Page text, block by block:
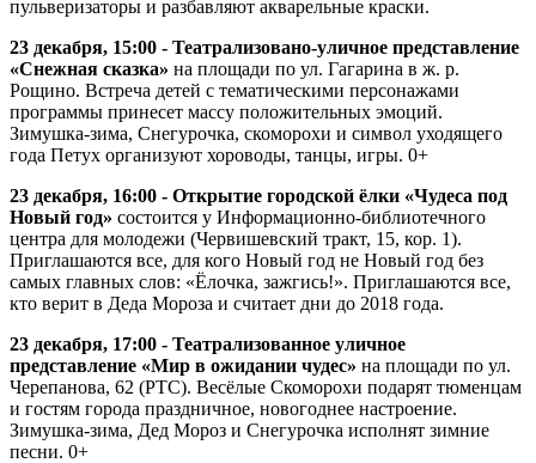
пульверизаторы и разбавляют акварельные краски.
23 декабря, 15:00 - Театрализовано-уличное представление
«Снежная сказка» на площади по ул. Гагарина в ж. р.
Рощино. Встреча детей с тематическими персонажами
программы принесет массу положительных эмоций.
Зимушка-зима, Снегурочка, скоморохи и символ уходящего
года Петух организуют хороводы, танцы, игры. 0+
23 декабря, 16:00 - Открытие городской ёлки «Чудеса под
Новый год» состоится у Информационно-библиотечного
центра для молодежи (Червишевский тракт, 15, кор. 1).
Приглашаются все, для кого Новый год не Новый год без
самых главных слов: «Ёлочка, зажгись!». Приглашаются все,
кто верит в Деда Мороза и считает дни до 2018 года.
23 декабря, 17:00 - Театрализованное уличное
представление «Мир в ожидании чудес» на площади по ул.
Черепанова, 62 (РТС). Весёлые Скоморохи подарят тюменцам
и гостям города праздничное, новогоднее настроение.
Зимушка-зима, Дед Мороз и Снегурочка исполнят зимние
песни. 0+